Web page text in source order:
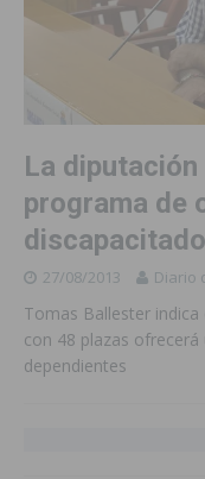
La
programa de
27/08/2013 Diario
Tomas Ballester
con 48 plazas
dependientes